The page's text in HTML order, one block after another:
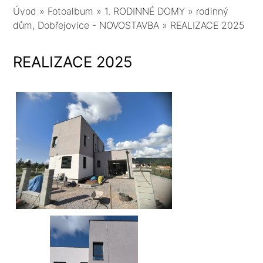
Úvod » Fotoalbum » 1. RODINNÉ DOMY » rodinný
dům, Dobřejovice - NOVOSTAVBA » REALIZACE 2025
REALIZACE 2025